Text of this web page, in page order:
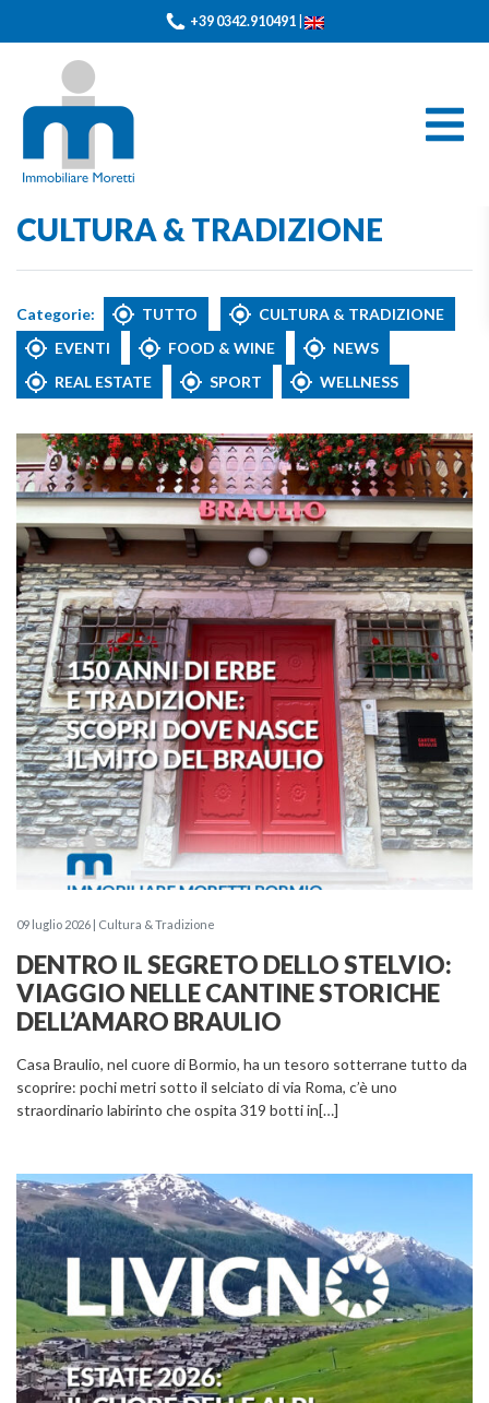
+39 0342.910491
CULTURA & TRADIZIONE
Categorie: TUTTO
CULTURA & TRADIZIONE
EVENTI
FOOD & WINE
NEWS
REAL ESTATE
SPORT WELLNESS
09 luglio 2026 | Cultura & Tradizione
DENTRO IL SEGRETO DELLO STELVIO:
VIAGGIO NELLE CANTINE STORICHE
DELL’AMARO BRAULIO
Casa Braulio, nel cuore di Bormio, ha un tesoro sotterrane tutto da
scoprire: pochi metri sotto il selciato di via Roma, c’è uno
straordinario labirinto che ospita 319 botti in[…]